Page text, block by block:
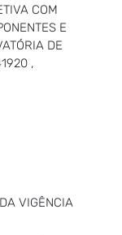
COM
E
DE
,
VIGÊNCIA